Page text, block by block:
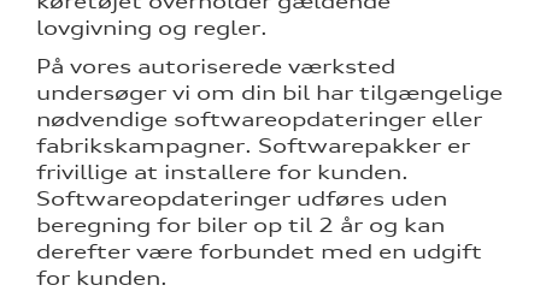
lovgivning og regler.
På vores autoriserede værksted
undersøger vi om din bil har tilgængelige
nødvendige softwareopdateringer eller
fabrikskampagner. Softwarepakker er
frivillige at installere for kunden.
Softwareopdateringer udføres uden
beregning for biler op til 2 år og kan
derefter være forbundet med en udgift
for kunden.